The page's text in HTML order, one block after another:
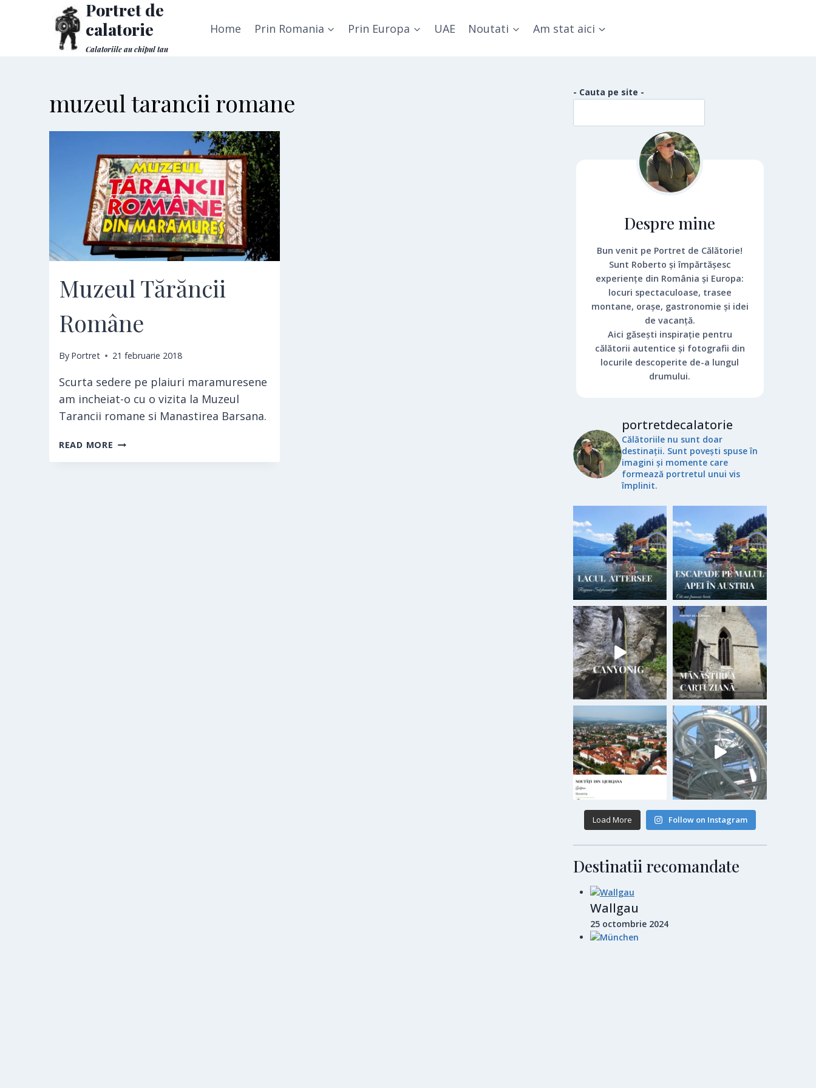
Portret de
calatorie
Calatoriile au chipul tau
Home Prin Romania Prin Europa UAE Noutati Am stat aici
muzeul tarancii romane
Muzeul Tărăncii
Române
By Portret 21 februarie 2018
Scurta sedere pe plaiuri maramuresene
am incheiat-o cu o vizita la Muzeul
Tarancii romane si Manastirea Barsana.
READ MORE MUZEUL
- Cauta pe site -
Despre mine
Bun venit pe Portret de Călătorie!
Sunt Roberto și împărtășesc
experiențe din România și Europa:
locuri spectaculoase, trasee
montane, orașe, gastronomie și idei
de vacanță.
Aici găsești inspirație pentru
călătorii autentice și fotografii din
locurile descoperite de-a lungul
drumului.
portretdecalatorie
Călătoriile nu sunt doar
destinații. Sunt povești spuse în
imagini și momente care
formează portretul unui vis
împlinit.
Load More Follow on Instagram
Destinatii recomandate
Wallgau
25 octombrie 2024